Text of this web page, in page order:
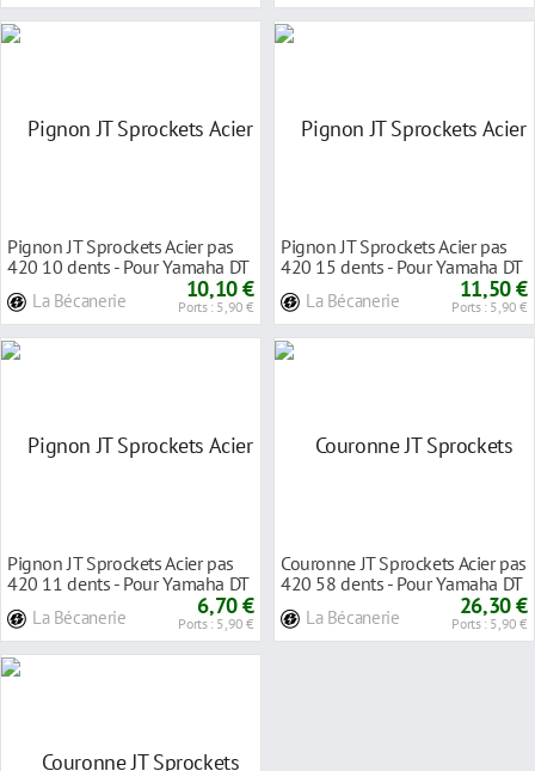
Pignon JT Sprockets Acier pas
420 10 dents - Pour Yamaha DT
La Bécanerie 10,10 €
Ports : 5,90 €
Pignon JT Sprockets Acier pas
420 15 dents - Pour Yamaha DT
La Bécanerie 11,50 €
Ports : 5,90 €
Pignon JT Sprockets Acier pas
420 11 dents - Pour Yamaha DT
La Bécanerie 6,70 €
Ports : 5,90 €
Couronne JT Sprockets Acier pas
420 58 dents - Pour Yamaha DT
La Bécanerie 26,30 €
Ports : 5,90 €